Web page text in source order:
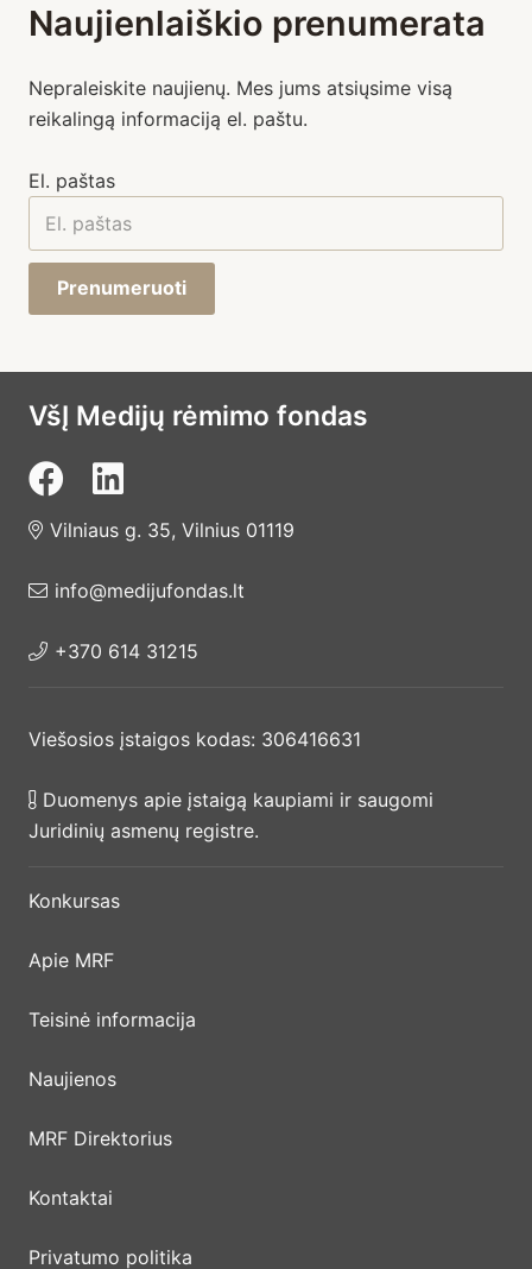
Naujienlaiškio prenumerata
Nepraleiskite naujienų. Mes jums atsiųsime visą
reikalingą informaciją el. paštu.
El. paštas
Prenumeruoti
VšĮ Medijų rėmimo fondas
Vilniaus g. 35, Vilnius 01119
info@medijufondas.lt
+370 614 31215
Viešosios įstaigos kodas: 306416631
Duomenys apie įstaigą kaupiami ir saugomi
Juridinių asmenų registre.
Konkursas
Apie MRF
Teisinė informacija
Naujienos
MRF Direktorius
Kontaktai
Privatumo politika